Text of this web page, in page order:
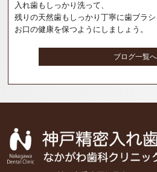
入れ歯もしっかり洗って、
残りの天然歯もしっかり丁寧に歯ブラシ
お口の健康を保つようにしましょう。
ブログ一覧へ